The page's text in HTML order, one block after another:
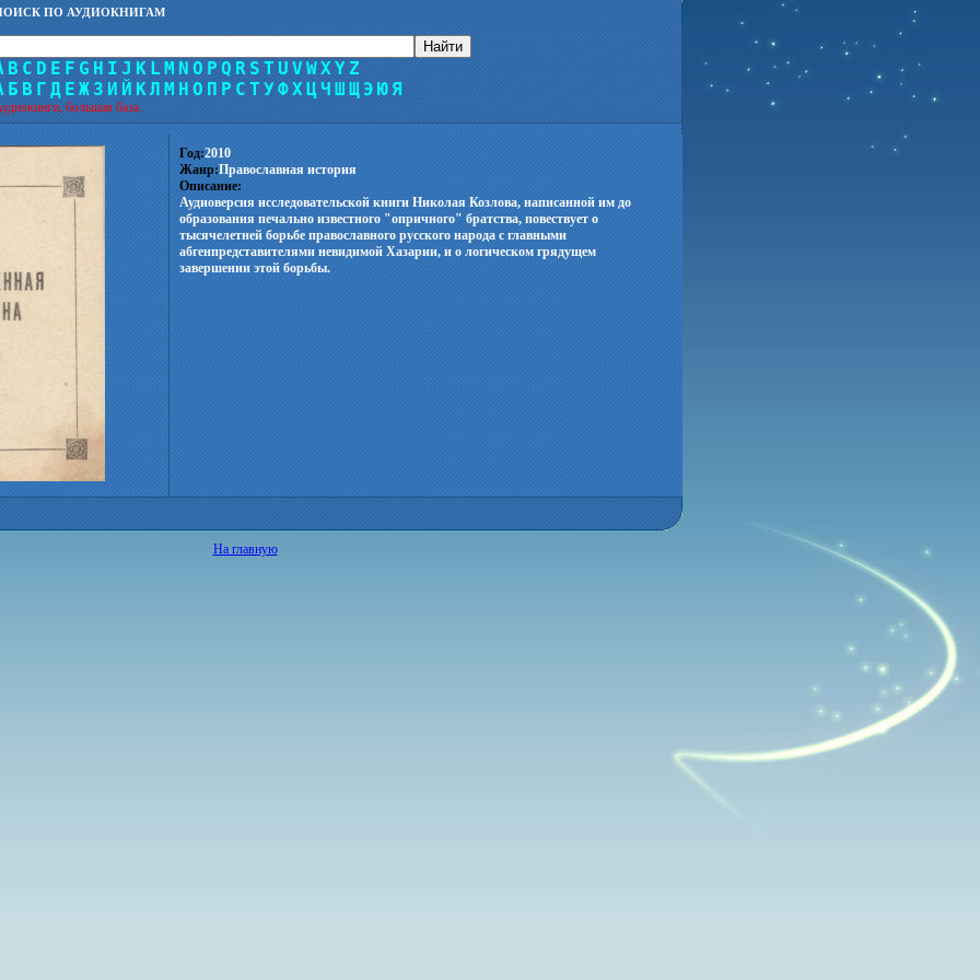
ПО АУДИОКНИГАМ
B C D E F G H I J K L M N O P Q R S T U V WXYZ
Б В Г Д Е Ж З И Й КЛ М Н О П Р С Т УФХ ЦЧ Ш Щ Э ЮЯ
большая база.
Год:2010
Жанр:Православная история
Описание:
Аудиоверсия исследовательской книги Николая Козлова, написанной им до
образования печально известного "опричного" братства, повествует о
тысячелетней борьбе православного русского народа с главными
абгенпредставителями невидимой Хазарии, и о логическом грядущем
завершении этой борьбы.
На главную